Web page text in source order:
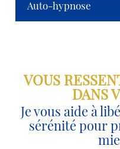
Auto-hypnose
VOUS
DANS
Je vous aide à
sérénité pour